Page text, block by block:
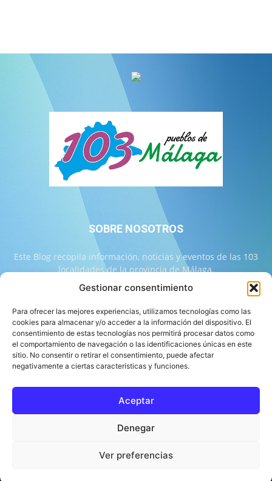
Gestionar consentimiento
Para ofrecer las mejores experiencias, utilizamos tecnologías como las
cookies para almacenar y/o acceder a la información del dispositivo. El
consentimiento de estas tecnologías nos permitirá procesar datos como
el comportamiento de navegación o las identificaciones únicas en este
sitio. No consentir o retirar el consentimiento, puede afectar
negativamente a ciertas características y funciones.
Aceptar
Denegar
Ver preferencias
SOBRE NOSOTROS
Este Blog recopila información, noticias y eventos de las 103
localidades de la provincia de Málaga.
Contáctanos:info@103malaga.com
SÍGUENOS
Equipo de 103 Málaga
Aviso Legal